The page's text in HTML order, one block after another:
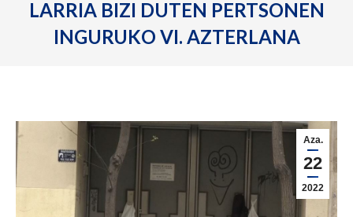
LARRIA BIZI DUTEN PERTSONEN
INGURUKO VI. AZTERLANA
Aza.
22
2022